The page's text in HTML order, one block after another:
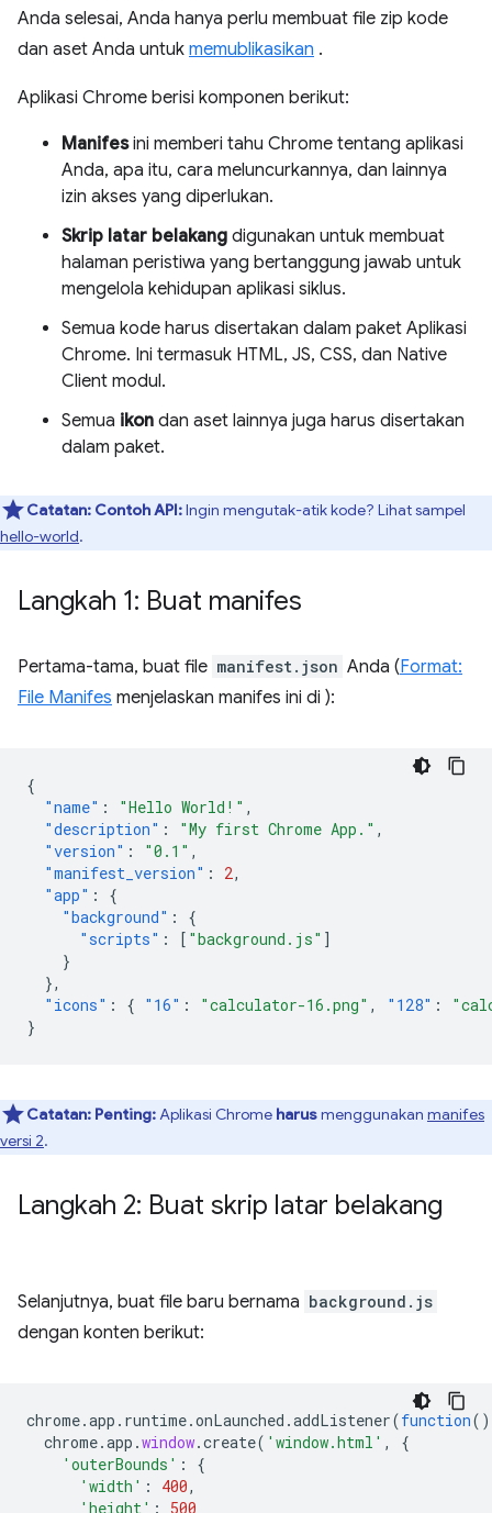
Anda selesai, Anda hanya perlu membuat file zip kode
dan aset Anda untuk memublikasikan .
Aplikasi Chrome berisi komponen berikut:
Manifesini memberi tahu Chrome tentang aplikasi
Anda, apa itu, cara meluncurkannya, dan lainnya
izin akses yang diperlukan.
Skrip latar belakang digunakan untuk membuat
halaman peristiwa yang bertanggung jawab untuk
mengelola kehidupan aplikasi siklus.
Semua kode harus disertakan dalam paket Aplikasi
Chrome. Ini termasuk HTML, JS, CSS, dan Native
Client modul.
Semua ikon dan aset lainnya juga harus disertakan
dalam paket.
Catatan: Contoh API:Ingin mengutak-atik kode? Lihat sampel
hello-world.
Langkah 1: Buat manifes
Pertama-tama, buat file manifest.json Anda (Format:
File Manifes menjelaskan manifes ini di ):
{
"name" : "Hello World!" ,
"description" : "My first Chrome App." ,
"version" : "0.1" ,
"manifest_version" : 2,
"app" :
{
"background" :
{
"scripts" : [ "background.js" ]
}
},
"icons" : { "16" : "calculator-16.png" , "128" :
}
Catatan: Penting:Aplikasi Chrome harusmenggunakan manifes
versi 2.
Langkah 2: Buat skrip latar belakang
Selanjutnya, buat file baru bernama background.js
dengan konten berikut:
chrome.app . runtime.onLaunched .addListener(function()
chrome.app .window.create( 'window.html' ,
{
'outerBounds' :
{
'width' : 400,
'height' : 500